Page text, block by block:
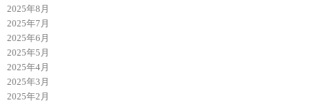
2025年8月
2025年7月
2025年6月
2025年5月
2025年4月
2025年3月
2025年2月